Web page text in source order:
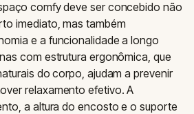
comfy deve ser concebido não
imediato, mas também
e a funcionalidade a longo
com estrutura ergonômica, que
do corpo, ajudam a prevenir
relaxamento efetivo. A
a altura do encosto e o suporte